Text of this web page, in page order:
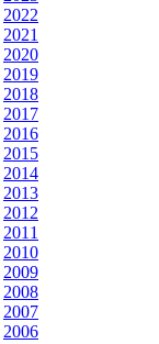
2022
2021
2020
2019
2018
2017
2016
2015
2014
2013
2012
2011
2010
2009
2008
2007
2006